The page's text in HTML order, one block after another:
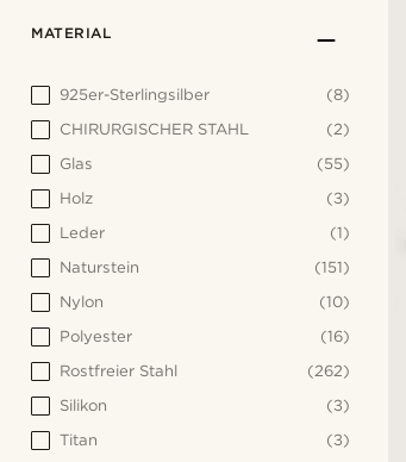
MATERIAL
925er-Sterlingsilber
(8)
CHIRURGISCHER STAHL
(2)
Glas
(55)
Holz
(3)
Leder
(1)
Naturstein
(151)
Nylon
(10)
Polyester
(16)
Rostfreier Stahl
(262)
Silikon
(3)
Titan
(3)